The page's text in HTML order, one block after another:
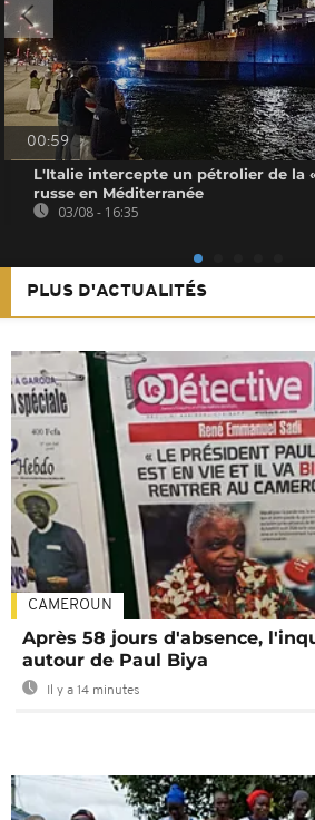
00:59
L'Italie intercepte un pétrolier de la
russe en Méditerranée
03/08 - 16:35
PLUS D'ACTUALITÉS
CAMEROUN
Après 58 jours d'absence,
autour de Paul Biya
Il y a 14 minutes